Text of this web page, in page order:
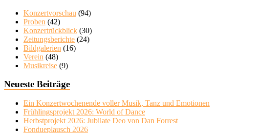
Konzertvorschau (94)
Proben (42)
Konzertrückblick (30)
Zeitungsberichte (24)
Bildgalerien (16)
Verein (48)
Musikreise (9)
Neueste Beiträge
Ein Konzertwochenende voller Musik, Tanz und Emotionen
Frühlingsprojekt 2026: World of Dance
Herbstprojekt 2026: Jubilate Deo von Dan Forrest
Fondueplausch 2026